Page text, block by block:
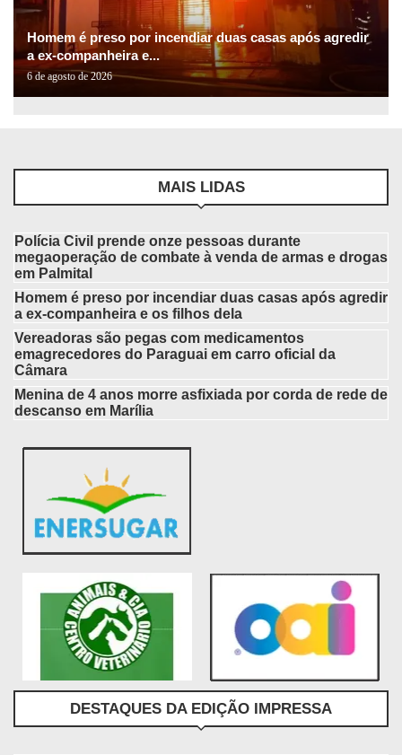
Homem é preso por incendiar duas casas após agredir
a ex-companheira e...
6 de agosto de 2026
MAIS LIDAS
Polícia Civil prende onze pessoas durante
megaoperação de combate à venda de armas e drogas
em Palmital
Homem é preso por incendiar duas casas após agredir
a ex-companheira e os filhos dela
Vereadoras são pegas com medicamentos
emagrecedores do Paraguai em carro oficial da
Câmara
Menina de 4 anos morre asfixiada por corda de rede de
descanso em Marília
DESTAQUES DA EDIÇÃO IMPRESSA